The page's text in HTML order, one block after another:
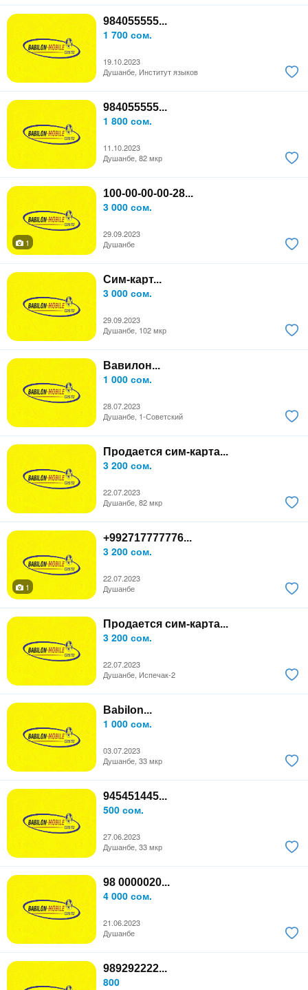
984055555...
1 700 сом.
19.10.2023
Душанбе, Институт языков
984055555...
1 800 сом.
11.10.2023
Душанбе, 82 мкр
100-00-00-00-28...
3 000 сом.
29.09.2023
1
Душанбе
Сим-карт...
3 000 сом.
29.09.2023
Душанбе, 102 мкр
Вавилон...
1 000 сом.
28.07.2023
Душанбе, 1-Советский
Продается сим-карта...
3 200 сом.
22.07.2023
Душанбе, 82 мкр
+992717777776...
3 200 сом.
22.07.2023
1
Душанбе
Продается сим-карта...
3 200 сом.
22.07.2023
Душанбе, Испечак-2
Babilon...
1 000 сом.
03.07.2023
Душанбе, 33 мкр
945451445...
500 сом.
27.06.2023
Душанбе, 33 мкр
98 0000020...
4 000 сом.
21.06.2023
Душанбе
989292222...
800